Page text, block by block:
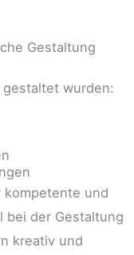
gestaltet wurden:
kompetente und
bei der Gestaltung
kreativ und